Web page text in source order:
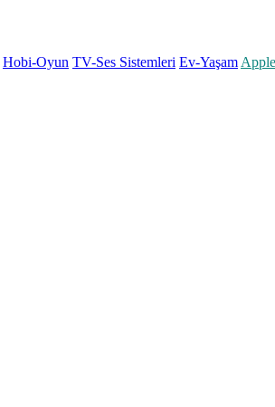
Hobi-Oyun TV-Ses Sistemleri Ev-Yaşam